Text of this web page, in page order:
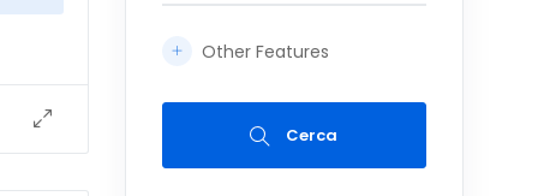
Other Features
Cerca